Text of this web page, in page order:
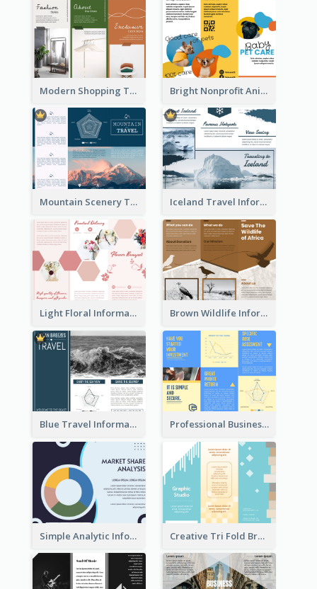
Modern Shopping Tri Fold Brochure Bright Nonprofit Animal Care Tri Fold Brochure
Mountain Scenery Tri Fold Brochure Iceland Travel Informational Tri Fold Brochure
Light Floral Informational Tri Fold Brochure Brown Wildlife Informational Tri Fold Brochure
Blue Travel Informational Tri Fold Brochure Professional Business Informational Tri Fold Brochure
Simple Analytic Informational Brochure Creative Tri Fold Brochure